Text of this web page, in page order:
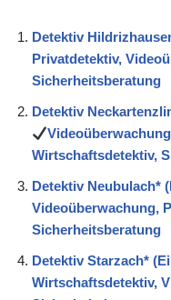
Detektiv
Privatdetektiv,
Sicherheitsberatung
Detektiv
Wirtschaftsdetektiv,
Detektiv Neubulach*
Videoüberwachung,
Sicherheitsberatung
Detektiv Starzach*
Wirtschaftsdetektiv,